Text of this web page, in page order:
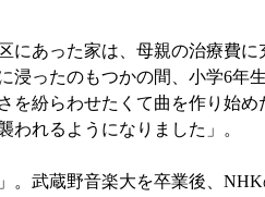
あった家は、母親の治療費
ったのもつかの間、小学6年
紛らわせたくて曲を作り始
れるようになりました」。
武蔵野音楽大を卒業後、